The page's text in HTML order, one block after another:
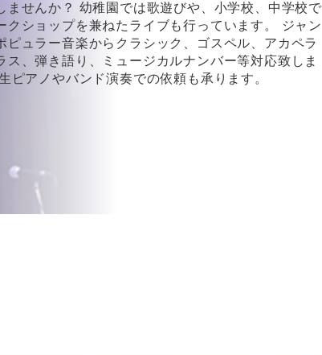
ませんか？ 幼稚園では歌遊びや、小学校、中学校で
クショップを兼ねたライブも行っています。 ジャン
ピュラー音楽からクラシック、ゴスペル、アカペラ
ス、弾き語り、ミュージカルナンバー等対応致しま
ピアノやバンド演奏での依頼も承ります。